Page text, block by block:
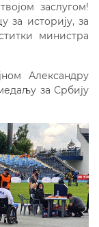
заслугом!
за историју, за
министра
Александру
за Србију